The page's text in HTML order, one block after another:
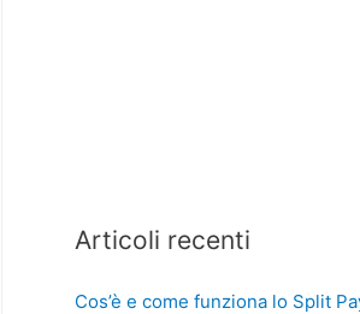
Articoli recenti
Cos’è e come funziona lo Split